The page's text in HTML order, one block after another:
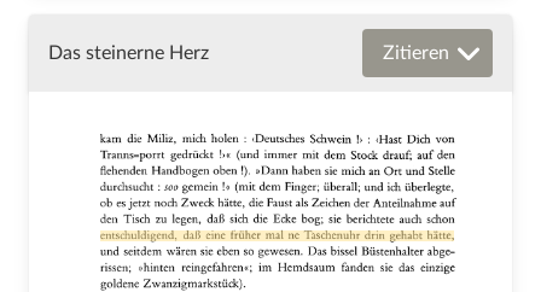
Das steinerne Herz Zitieren